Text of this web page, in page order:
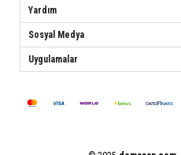
Yardım
Sosyal Medya
Uygulamalar